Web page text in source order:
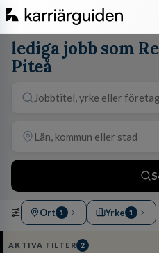
lediga jobb som
Piteå
Ort 1 Yrke 1
AKTIVA FILTER 2